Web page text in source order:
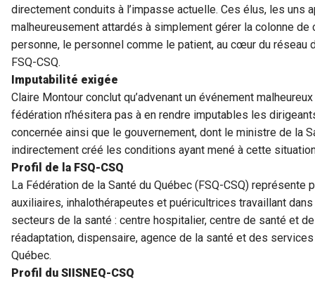
directement conduits à l’impasse actuelle. Ces élus, les uns
malheureusement attardés à simplement gérer la colonne
personne, le personnel comme le patient, au cœur du réseau
FSQ-CSQ.
Imputabilité exigée
Claire Montour conclut qu’advenant un événement
fédération n’hésitera pas à en rendre imputables les
concernée ainsi que le gouvernement, dont le ministre de la
indirectement créé les conditions ayant mené à cette
Profil de la FSQ-CSQ
La Fédération de la Santé du Québec (FSQ-CSQ)
auxiliaires, inhalothérapeutes et puéricultrices travaillant
secteurs de la santé : centre hospitalier, centre de santé et
réadaptation, dispensaire, agence de la santé et des
Québec.
Profil du SIISNEQ-CSQ